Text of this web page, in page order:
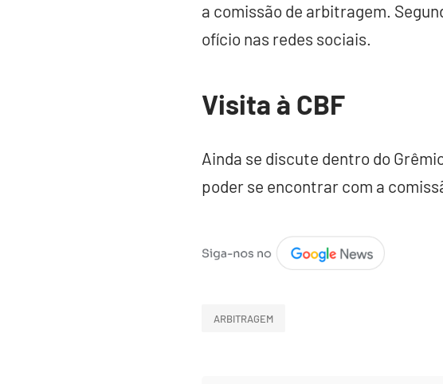
a comissão de arbitragem.
ofício nas redes sociais.
Visita à CBF
Ainda se discute dentro do
poder se encontrar com a
ARBITRAGEM